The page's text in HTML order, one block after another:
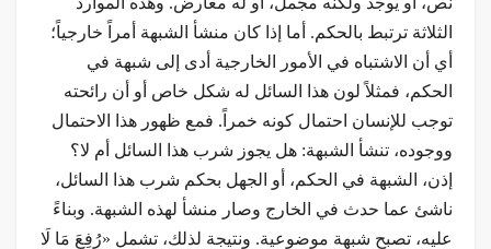
الثلاثة ترتبط بالحكم. أما إذا كان منشأ الشبهة أمراً خارجياً؛
أي أن الاشتباه في الأمور الخارجية أدى إلى شبهة في
الحكم، فمثلاً لون هذا السائل له شكل خاص أو أن رائحته
توجب للإنسان احتمال كونه خمراً. فمع ظهور هذا الاحتمال
ووجوده، تنشأ الشبهة: هل يجوز شرب هذا السائل أم لا؟
إذن، الشبهة في الحكم، أو الجهل بحكم شرب هذا السائل،
ناشئ عما حدث في الخارج وصار منشأ لهذه الشبهة. وبناءً
عليه، تصبح شبهة موضوعية. ونتيجة لذلك، تشمل «رُفِعَ مَا لَا